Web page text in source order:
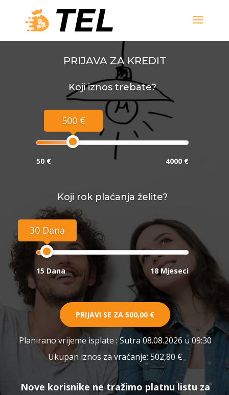
PRIJAVA ZA KREDIT
Koji iznos trebate?
500 €
50 € 4000 €
Koji rok plaćanja želite?
30 Dana
15 Dana 18 Mjeseci
PRIJAVI SE ZA 500,00 €
Planirano vrijeme isplate : Sutra 08.08.2026 u 09:30
Ukupan iznos za vraćanje:502,80 €
Nove korisnike ne tražimo platnu listu za